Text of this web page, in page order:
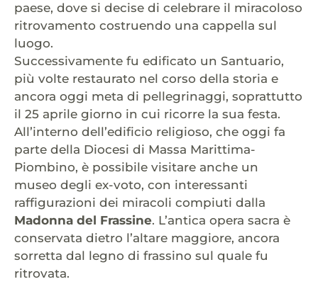
paese, dove si decise di celebrare il miracoloso
ritrovamento costruendo una cappella sul
luogo.
Successivamente fu edificato un Santuario,
più volte restaurato nel corso della storia e
ancora oggi meta di pellegrinaggi, soprattutto
il 25 aprile giorno in cui ricorre la sua festa.
All’interno dell’edificio religioso, che oggi fa
parte della Diocesi di Massa Marittima-
Piombino, è possibile visitare anche un
museo degli ex-voto, con interessanti
raffigurazioni dei miracoli compiuti dalla
Madonna del Frassine. L’antica opera sacra è
conservata dietro l’altare maggiore, ancora
sorretta dal legno di frassino sul quale fu
ritrovata.